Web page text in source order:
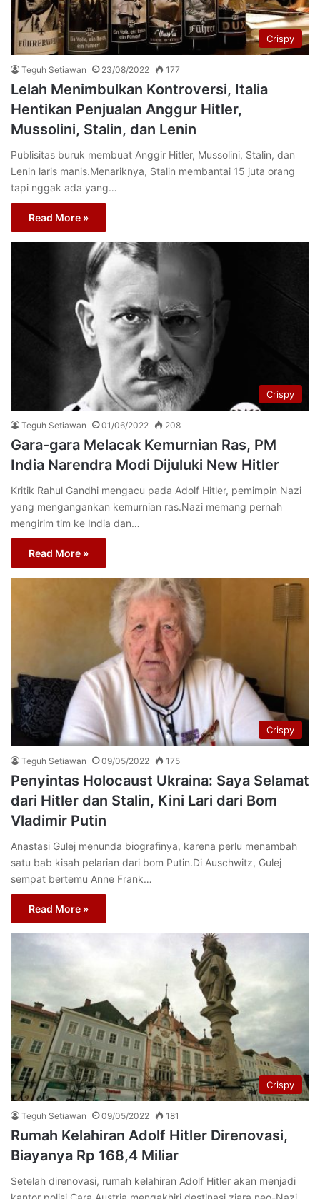
Crispy
Teguh Setiawan 23/08/2022 177
Lelah Menimbulkan Kontroversi, Italia
Hentikan Penjualan Anggur Hitler,
Mussolini, Stalin, dan Lenin
Publisitas buruk membuat Anggir Hitler, Mussolini, Stalin, dan
Lenin laris manis.Menariknya, Stalin membantai 15 juta orang
tapi nggak ada yang…
Read More »
Crispy
Teguh Setiawan 01/06/2022 208
Gara-gara Melacak Kemurnian Ras, PM
India Narendra Modi Dijuluki New Hitler
Kritik Rahul Gandhi mengacu pada Adolf Hitler, pemimpin Nazi
yang mengangankan kemurnian ras.Nazi memang pernah
mengirim tim ke India dan…
Read More »
Crispy
Teguh Setiawan 09/05/2022 175
Penyintas Holocaust Ukraina: Saya Selamat
dari Hitler dan Stalin, Kini Lari dari Bom
Vladimir Putin
Anastasi Gulej menunda biografinya, karena perlu menambah
satu bab kisah pelarian dari bom Putin.Di Auschwitz, Gulej
sempat bertemu Anne Frank…
Read More »
Crispy
Teguh Setiawan 09/05/2022 181
Rumah Kelahiran Adolf Hitler Direnovasi,
Biayanya Rp 168,4 Miliar
Setelah direnovasi, rumah kelahiran Adolf Hitler akan menjadi